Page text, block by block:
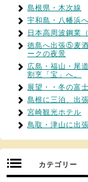
島根県・木次線
宇和島・八幡浜
日本高周波鋼業
徳島へ出張⑤麦
ークの夜景
広島・福山・尾
割烹「宝」へ。
展望・・冬の富
島根に三泊、出
宮崎観光ホテル
鳥取・津山に出
カテゴリー